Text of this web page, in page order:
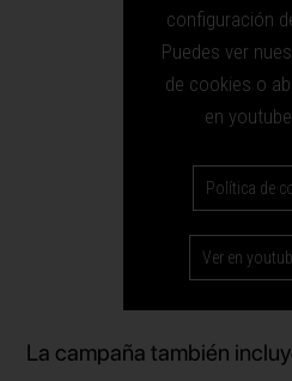
configuración
Puedes ver
de cookies o
en
Política de
Ver en
La campaña también